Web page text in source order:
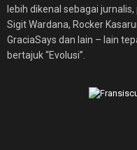
lebih dikenal sebagai
Sigit Wardana, Rocker
GraciaSays dan lain – lain
bertajuk “Evolusi”.